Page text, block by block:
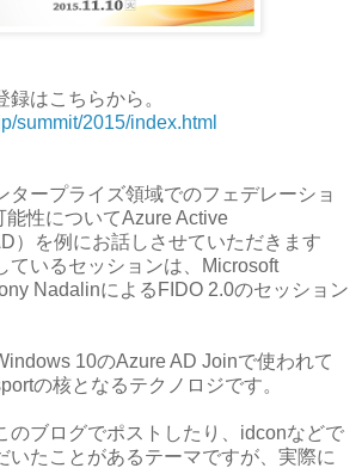
はこちらから。
summit/2015/index.html
タープライズ領域でのフェデレーショ
能性についてAzure Active
）を例にお話しさせていただきます
ているセッションは、Microsoft
NadalinによるFIDO 2.0のセッション
10のAzure AD Joinで使われて
の核となるテクノロジです。
のブログでポストしたり、idconなどで
いたことがあるテーマですが、実際に